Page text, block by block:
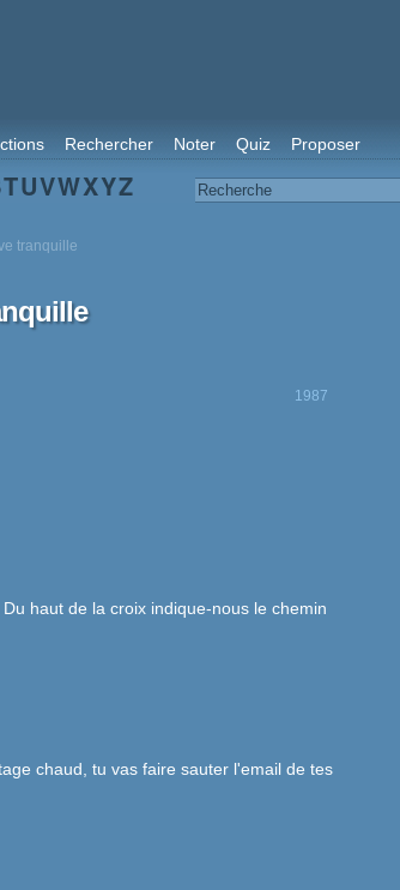
Rechercher Noter Quiz Proposer
TUVWXYZ
tranquille
1987
haut de la croix indique-nous le chemin
chaud, tu vas faire sauter l'email de tes